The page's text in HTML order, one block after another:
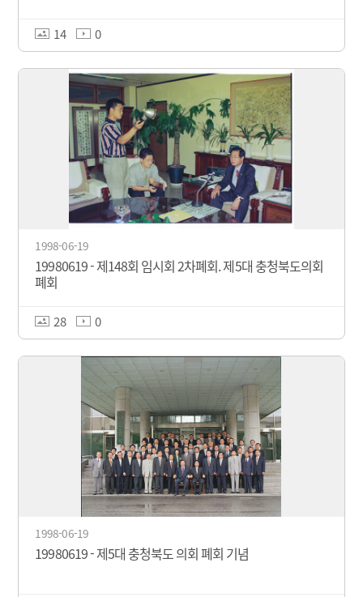
14 0
1998-06-19
19980619 - 제148회 임시회 2차폐회. 제5대 충청북도의회
폐회
28 0
1998-06-19
19980619 - 제5대 충청북도 의회 폐회 기념